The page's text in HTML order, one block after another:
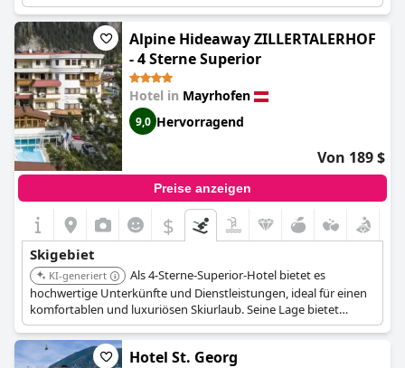
Alpine Hideaway ZILLERTALERHOF
- 4 Sterne Superior
Hotel in Mayrhofen
9,0 Hervorragend
Von 189 $
Preise anzeigen
$
Skigebiet
KI-generiert
Als 4-Sterne-Superior-Hotel bietet es
hochwertige Unterkünfte und Dienstleistungen, ideal für einen
komfortablen und luxuriösen Skiurlaub. Seine Lage bietet
bequemen Zugang zu den Skipisten und anderen
Winteraktivitäten.
Hotel St. Georg